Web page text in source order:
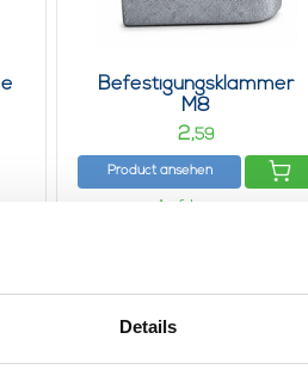
Details
Befestigungsklammer
M8
2,59
Product ansehen